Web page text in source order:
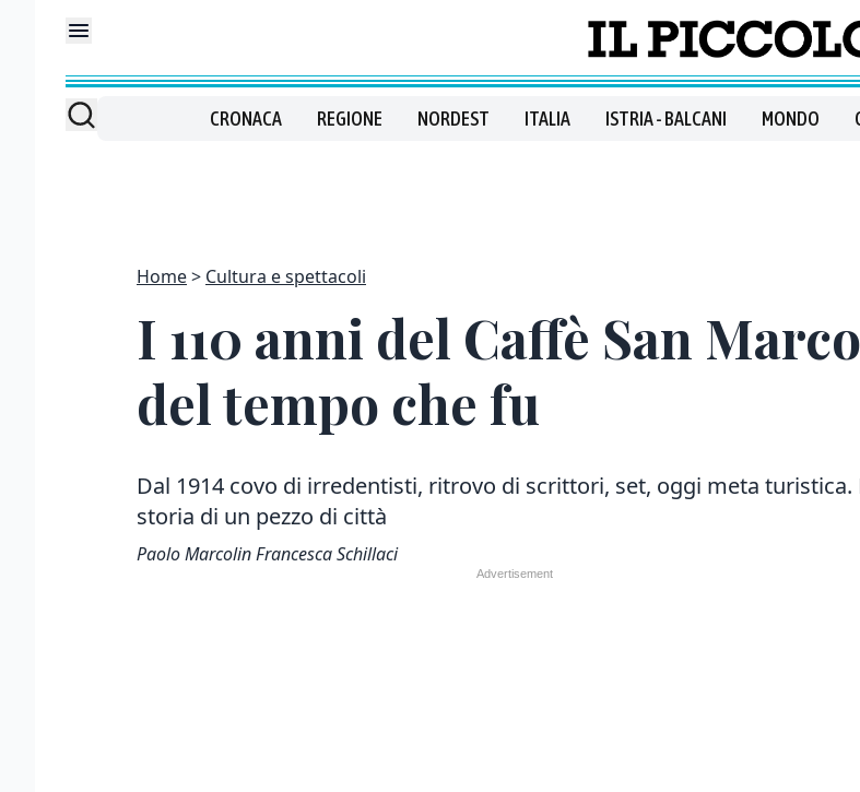
CRONACA REGIONE NORDEST ITALIA ISTRIA - BALCANI MONDO
Home Cultura e spettacoli
I 110 anni del Caffè San
del tempo che fu
Dal 1914 covo di irredentisti, ritrovo di scrittori, set, oggi meta turistica.
storia di un pezzo di città
Paolo Marcolin Francesca Schillaci